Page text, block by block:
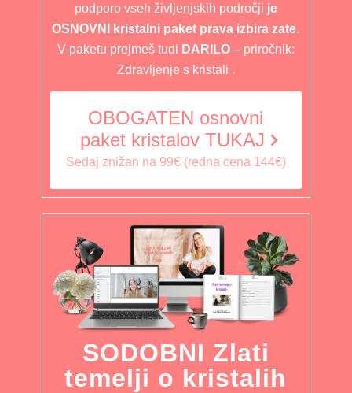
podporo vseh življenjskih področji je
OSNOVNI kristalni paket prava izbira zate.
V paketu prejmeš tudi DARILO– priročnik:
Zdravljenje s kristali .
OBOGATEN osnovni
paket kristalov TUKAJ
Sedaj znižan na 99€ (redna cena 144€)
SODOBNI Zlati
temelji o kristalih